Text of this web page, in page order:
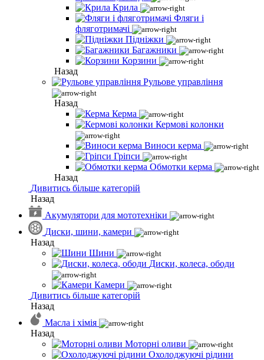
Крила
Фляги і
фляготримачі
Підніжки
Багажники
Корзини
Назад
Рульове управління
Назад
Керма
Кермові колонки
Виноси керма
Гріпси
Обмотки керма
Назад
Дивитись більше категорій
Назад
Акумулятори для мототехніки
Диски, шини, камери
Назад
Шини
Диски, колеса, ободи
Камери
Дивитись більше категорій
Назад
Масла і хімія
Назад
Моторні оливи
Охолоджуючі рідини